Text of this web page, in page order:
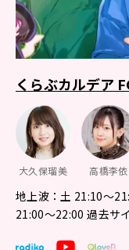
くらぶカルデア
大久保瑠美 高橋李依
地上波：土 21:10～
21:00〜22:00 過去